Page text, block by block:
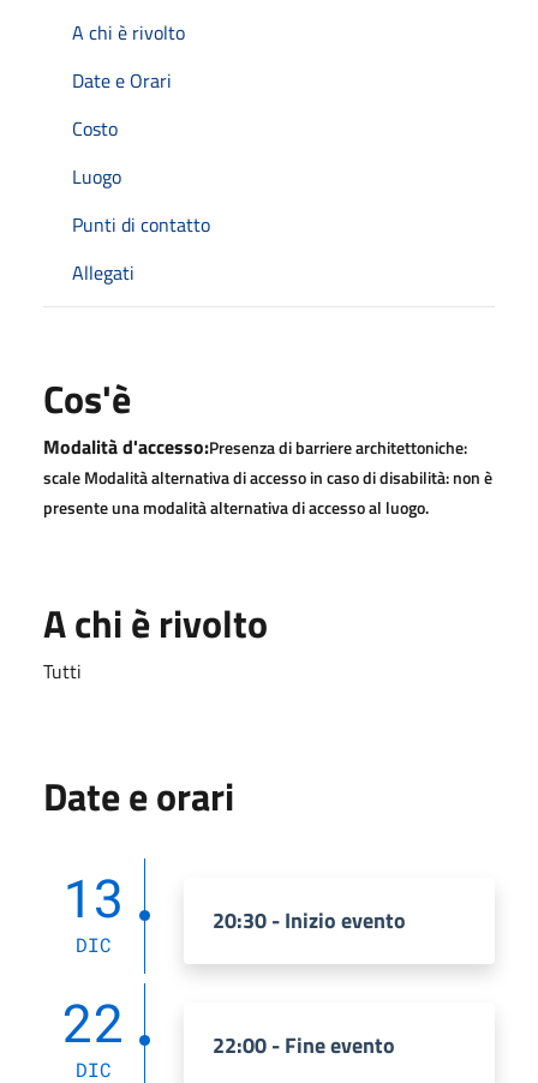
A chi è rivolto
Date e Orari
Costo
Luogo
Punti di contatto
Allegati
Cos'è
Modalità d'accesso:Presenza di barriere architettoniche:
scaleModalità alternativa di accesso in caso di disabilità: non è
presente una modalità alternativa di accesso al luogo.
A chi è rivolto
Tutti
Date e orari
13
DIC
20:30 - Inizio evento
22
DIC
22:00 - Fine evento